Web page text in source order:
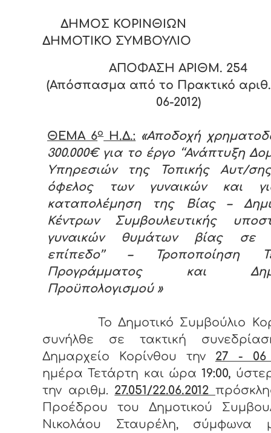
ΔΗΜΟΣ ΚΟΡΙΝΘΙΩΝ
ΔΗΜΟΤΙΚΟ ΣΥΜΒΟΥΛΙΟ
ΑΠΟΦΑΣΗ ΑΡΙΘΜ. 254
(Απόσπασμα από το Πρακτικό αριθ.
06-2012)
ΘΕΜΑ 6οΗ.Δ.: «Αποδοχή
300.000€ για το έργο ‘‘Ανάπτυξη
Υπηρεσιών της Τοπικής Αυτ/
όφελος των γυναικών και
καταπολέμηση της Βίας –
Κέντρων Συμβουλευτικής
γυναικών θυμάτων βίας σε
επίπεδο’’ – Τροποποίηση
Προγράμματος και
Προϋπολογισμού »
Το Δημοτικό Συμβούλιο
συνήλθε σε τακτική
Δημαρχείο Κορίνθου την 27 - 06
ημέρα Τετάρτη και ώρα19:00,
την αριθμ. 27.051/22.06.2012
Προέδρου του Δημοτικού
Νικολάου Σταυρέλη, σύμφωνα